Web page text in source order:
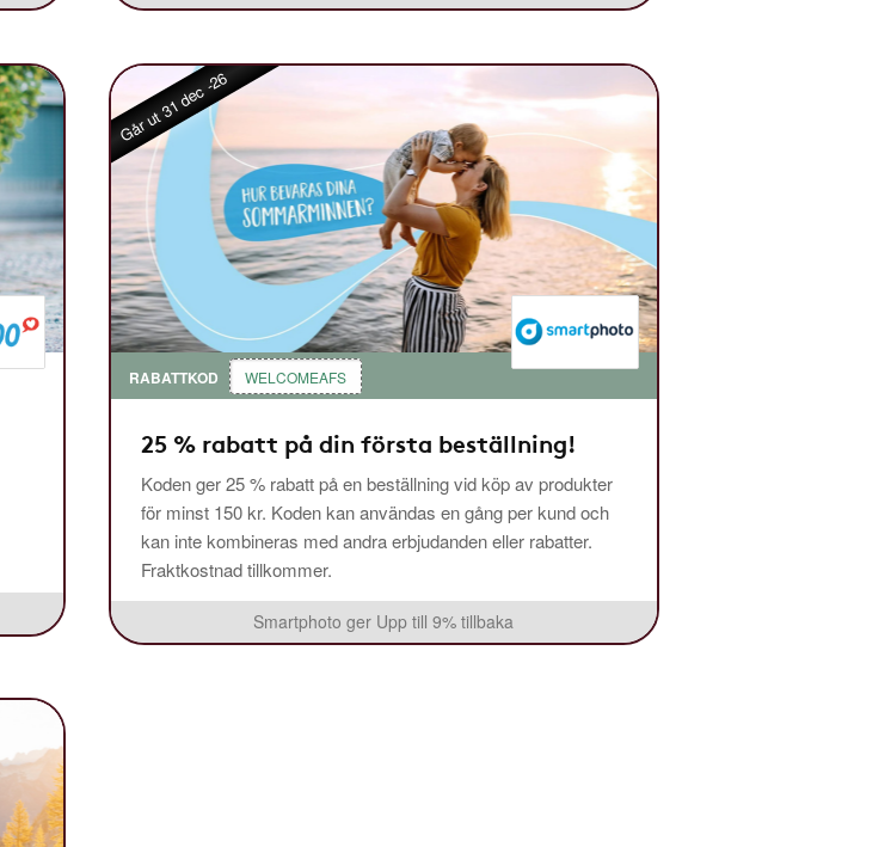
Går ut 31 dec -26
RABATTKOD WELCOMEAFS
25 % rabatt på din första beställning!
Koden ger 25 % rabatt på en beställning vid köp av produkter
för minst 150 kr. Koden kan användas en gång per kund och
kan inte kombineras med andra erbjudanden eller rabatter.
Fraktkostnad tillkommer.
Smartphoto ger Upp till 9% tillbaka